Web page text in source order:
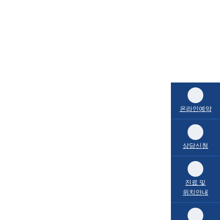
온라인예약
상담신청
진료 및
위치안내